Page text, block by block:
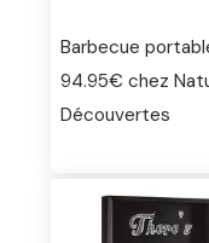
Barbecue
94.95€ chez
Découvertes